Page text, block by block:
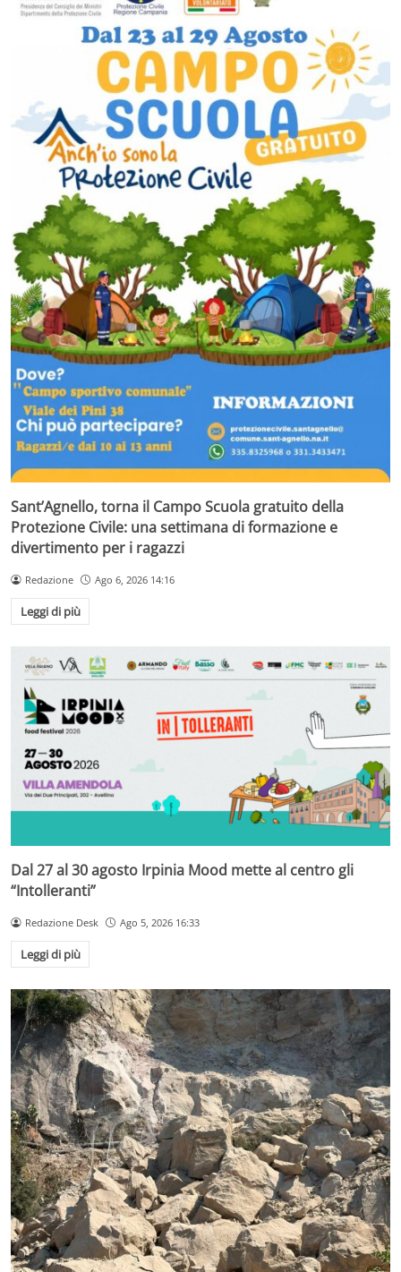
Sant’Agnello, torna il Campo Scuola gratuito della
Protezione Civile: una settimana di formazione e
divertimento per i ragazzi
Redazione Ago 6, 2026 14:16
Leggi di più
Dal 27 al 30 agosto Irpinia Mood mette al centro gli
“Intolleranti”
Redazione Desk Ago 5, 2026 16:33
Leggi di più